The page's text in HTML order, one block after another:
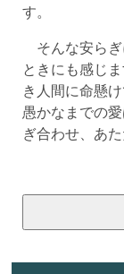
す。
そんな安らぎ
ときにも感じ
き人間に命懸
愚かなまでの
ぎ合わせ、あ